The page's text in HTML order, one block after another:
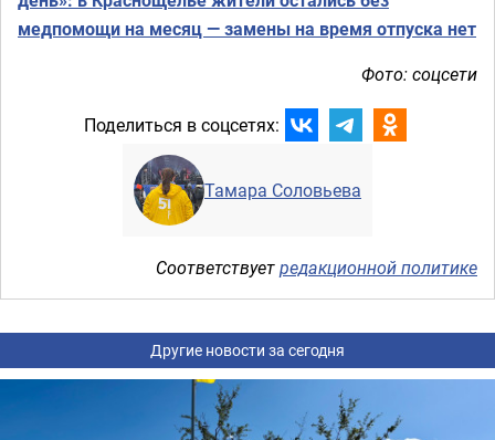
медпомощи на месяц — замены на время отпуска нет
Фото: соцсети
Поделиться в соцсетях:
Тамара Соловьева
Соответствуетредакционной политике
Другие новости за сегодня